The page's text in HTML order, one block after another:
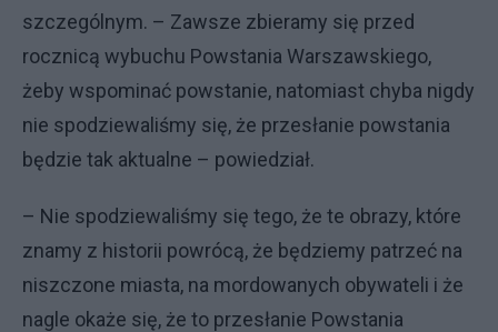
szczególnym. – Zawsze zbieramy się przed
rocznicą wybuchu Powstania Warszawskiego,
żeby wspominać powstanie, natomiast chyba nigdy
nie spodziewaliśmy się, że przesłanie powstania
będzie tak aktualne – powiedział.
– Nie spodziewaliśmy się tego, że te obrazy, które
znamy z historii powrócą, że będziemy patrzeć na
niszczone miasta, na mordowanych obywateli i że
nagle okaże się, że to przesłanie Powstania